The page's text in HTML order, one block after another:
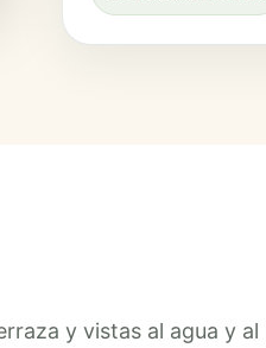
y vistas al agua y al